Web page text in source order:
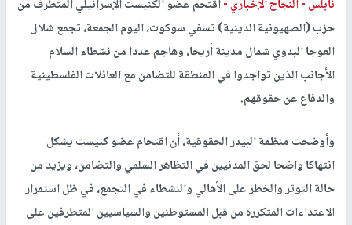
نابلس -النجاح الإخباري -اقتحم عضو الكنيست الإسرائيلي المتطرف من
حزب (الصهيونية الدينية) تسفي سوكوت، اليوم الجمعة، تجمع شلال
العوجا البدوي شمال مدينة أريحا، وهاجم عددا من نشطاء السلام
الأجانب الذين تواجدوا في المنطقة للتضامن مع العائلات الفلسطينية
والدفاع عن حقوقهم.
وأوضحت منظمة البيدر الحقوقية، أن اقتحام عضو كنيست يشكل
انتهاكا واضحا لحق المدنيين في التظاهر السلمي والتضامن، ويزيد من
حالة التوتر والخطر على الأهالي والنشطاء في التجمع، في ظل استمرار
الاعتداءات المتكررة من قبل المستوطنين والسياسيين المتطرفين على